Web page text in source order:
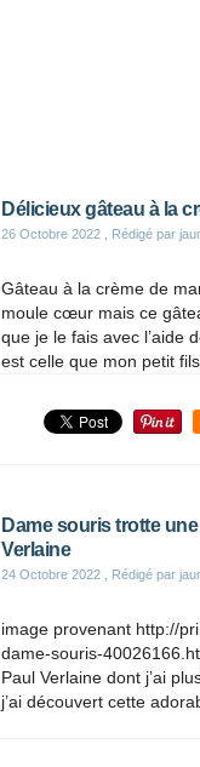
Délicieux gâteau à la
26 Octobre 2022 , Rédigé par
Gâteau à la crème de
moule cœur mais ce
que je le fais avec l’aide
est celle que mon petit
Dame souris trotte
Verlaine
24 Octobre 2022 , Rédigé par
image provenant http://
dame-souris-
Paul Verlaine dont j’ai
j’ai découvert cette